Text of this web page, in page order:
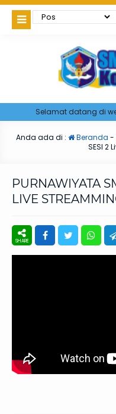
Selamat datang di
Anda ada di : Beranda -
SESI 2
PURNAWIYATA
LIVE